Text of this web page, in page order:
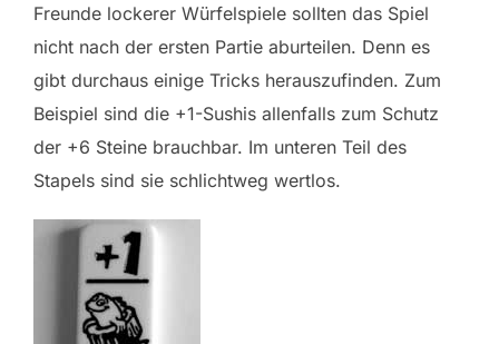
Freunde lockerer Würfelspiele sollten das Spiel
nicht nach der ersten Partie aburteilen. Denn es
gibt durchaus einige Tricks herauszufinden. Zum
Beispiel sind die +1-Sushis allenfalls zum Schutz
der +6 Steine brauchbar. Im unteren Teil des
Stapels sind sie schlichtweg wertlos.